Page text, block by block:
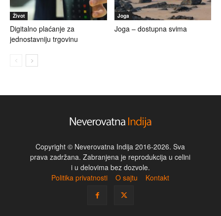
Život
Digitalno plaćanje za
jednostavniju trgovinu
Joga
Joga – dostupna svima
Copyright © Neverovatna Indija 2016-2026. Sva
prava zadržana. Zabranjena je reprodukcija u celini
i u delovima bez dozvole.
Politika privatnosti
O sajtu Kontakt